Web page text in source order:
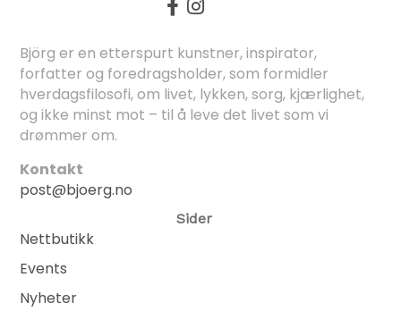
Björg er en etterspurt kunstner, inspirator,
forfatter og foredragsholder, som formidler
hverdagsfilosofi, om livet, lykken, sorg, kjærlighet,
og ikke minst mot – til å leve det livet som vi
drømmer om.
Kontakt
post@bjoerg.no
Sider
Nettbutikk
Events
Nyheter